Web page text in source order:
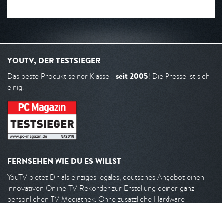
YOUTV, DER TESTSIEGER
Das beste Produkt seiner Klasse - seit 2005! Die Presse ist sich
einig.
FERNSEHEN WIE DU ES WILLST
YouTV bietet Dir als einziges legales, deutsches Angebot einen
innovativen Online TV Rekorder zur Erstellung deiner ganz
persönlichen TV Mediathek. Ohne zusätzliche Hardware